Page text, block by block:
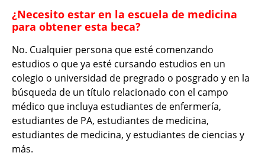
¿Necesito estar en la escuela de medicina
para obtener esta beca?
No. Cualquier persona que esté comenzando
estudios o que ya esté cursando estudios en un
colegio o universidad de pregrado o posgrado y en la
búsqueda de un título relacionado con el campo
médico que incluya estudiantes de enfermería,
estudiantes de PA, estudiantes de medicina,
estudiantes de medicina, y estudiantes de ciencias y
más.